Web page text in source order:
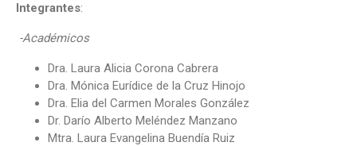
Integrantes:
-Académicos
Dra. Laura Alicia Corona Cabrera
Dra. Mónica Eurídice de la Cruz Hinojo
Dra. Elia del Carmen Morales González
Dr. Darío Alberto Meléndez Manzano
Mtra. Laura Evangelina Buendía Ruiz